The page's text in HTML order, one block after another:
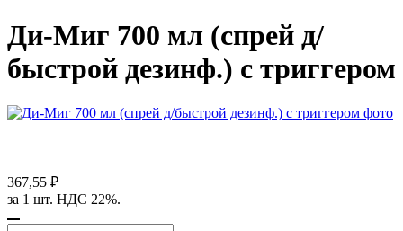
Ди-Миг 700 мл (спрей д/
быстрой дезинф.) с триггером
367,55 ₽
за 1 шт. НДС 22%.